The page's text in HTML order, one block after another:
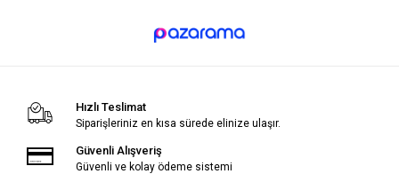
Hızlı Teslimat
Siparişleriniz en kısa sürede elinize ulaşır.
Güvenli Alışveriş
Güvenli ve kolay ödeme sistemi